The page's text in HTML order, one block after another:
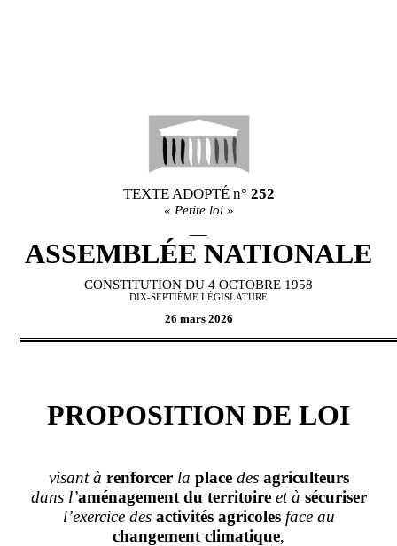
TEXTE ADOPTÉ n° 252
« Petite loi »
ASSEMBLÉE NATIONALE
CONSTITUTION DU 4 OCTOBRE 1958
DIX-SEPTIÈME LÉGISLATURE
26 mars 2026
PROPOSITION DE LOI
visant à renforcer la place des agriculteurs
dans l’aménagement du territoire et à sécuriser
l’exercice des activités agricoles face au
changement climatique,